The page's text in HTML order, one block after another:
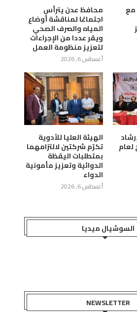
اجتماع في عدن يناقش استكمال
إجراءات منح إجازة...
أغسطس 6, 2026
مع محافظ عدن يترأس
اجتماعًا لمناقشة أوضاع
المياه والصرف الصحي
ويقر عددا من الإجراءات
لتعزيز منظومة العمل
أغسطس 6, 2026
الهيئة العليا للأدوية
تكرّم شركتين لالتزامهما
بمتطلبات اليقظة
الدوائية وتعزيز مأمونية
الدواء
أغسطس 6, 2026
السوشيال ميديا
NEWSLETTER